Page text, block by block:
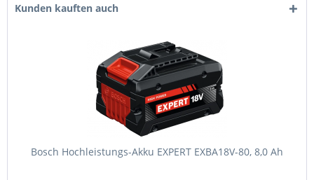
Kunden kauften auch
Bosch Hochleistungs-Akku EXPERT EXBA18V-80, 8,0 Ah